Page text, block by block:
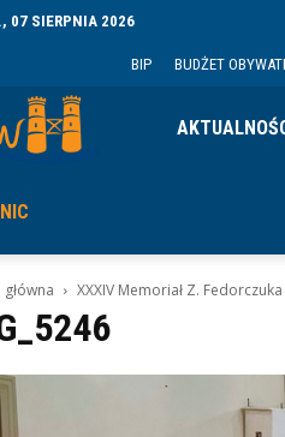
07 SIERPNIA 2026
BIP BUDŻET
XXXIV Memoriał Z.